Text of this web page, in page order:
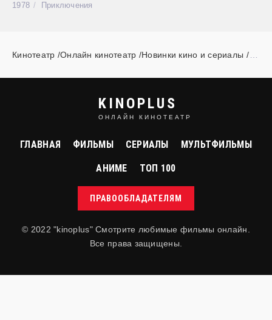
1978
Приключения
Кинотеатр /Онлайн кинотеатр /Новинки кино и сериалы
KINOPLUS
ОНЛАЙН КИНОТЕАТР
ГЛАВНАЯ ФИЛЬМЫ СЕРИАЛЫ МУЛЬТФИЛЬМЫ
АНИМЕ ТОП 100
ПРАВООБЛАДАТЕЛЯМ
© 2022 "kinoplus" Смотрите любимые фильмы онлайн.
Все права защищены.